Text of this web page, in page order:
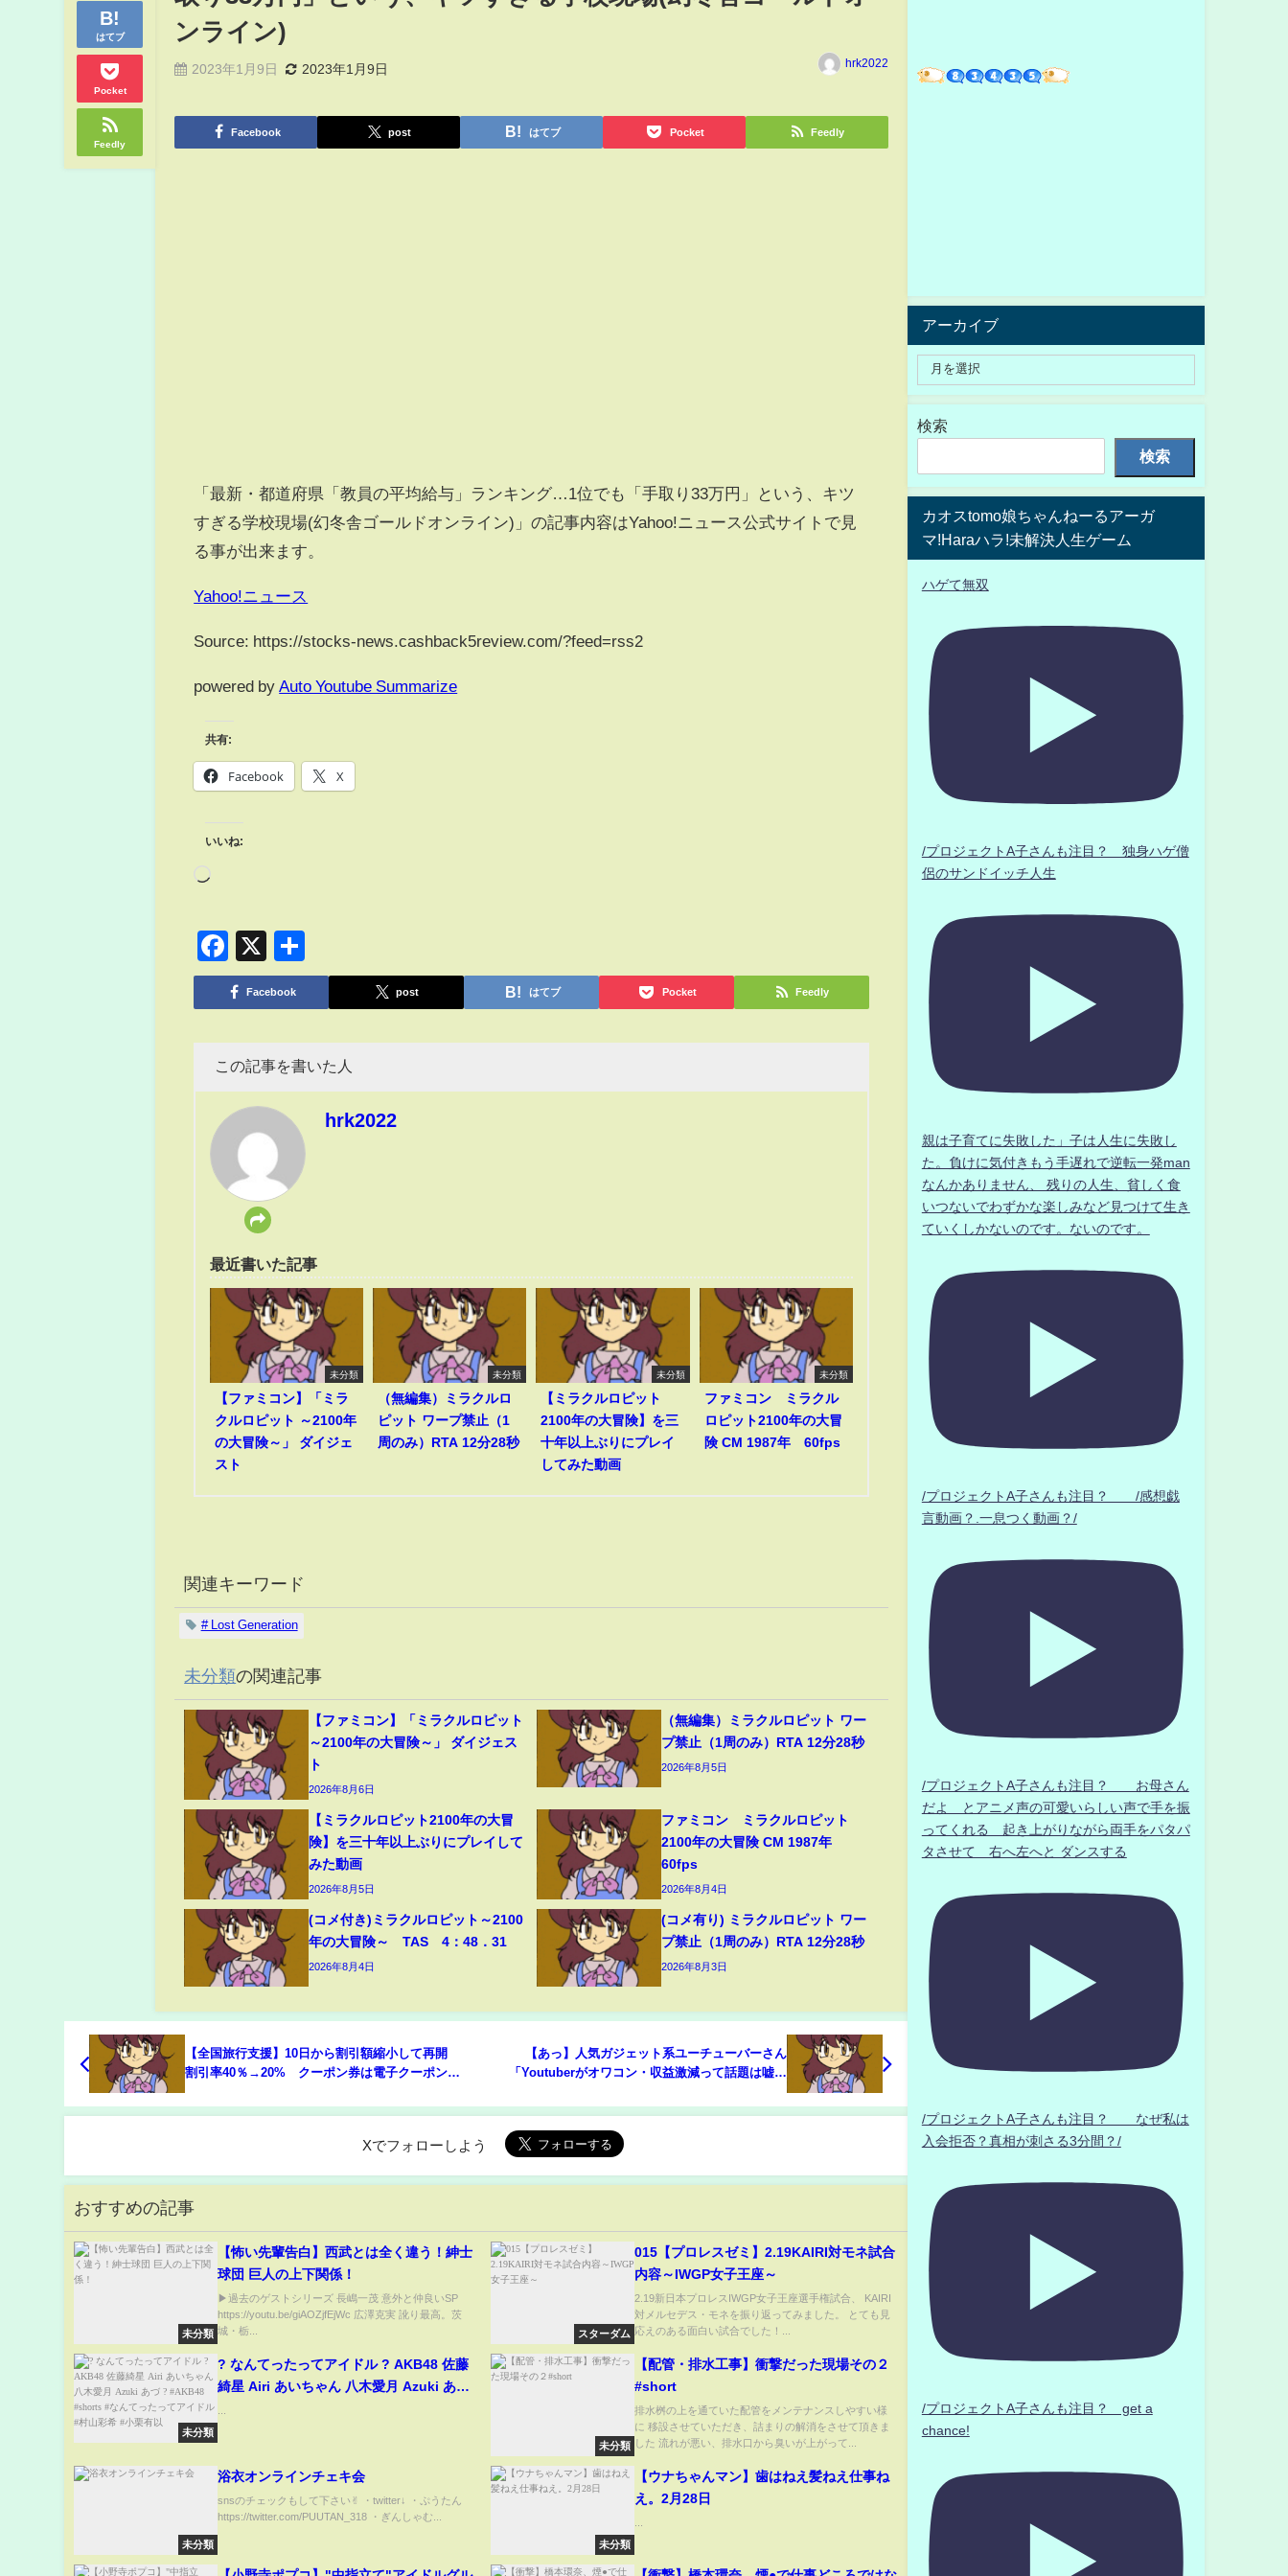
はてブ
Pocket
Feedly
ンライン)
2023年1月9日 2023年1月9日 hrk2022
Facebook post はてブ Pocket Feedly
「最新・都道府県「教員の平均給与」ランキング…1位でも「手取り33万円」という、キツ
すぎる学校現場(幻冬舎ゴールドオンライン)」の記事内容はYahoo!ニュース公式サイトで見
る事が出来ます。
Yahoo!ニュース
Source: https://stocks-news.cashback5review.com/?feed=rss2
powered by Auto Youtube Summarize
共有:
Facebook X
いいね:
Facebook
X
有
Facebook post はてブ Pocket Feedly
この記事を書いた人
hrk2022
最近書いた記事
未分類
【ファミコン】「ミラ
クルロピット ～2100年
の大冒険～」 ダイジェ
スト
未分類
（無編集）ミラクルロ
ピット ワープ禁止（1
周のみ）RTA 12分28秒
未分類
【ミラクルロピット
2100年の大冒険】を三
十年以上ぶりにプレイ
してみた動画
未分類
ファミコン ミラクル
ロピット2100年の大冒
険 CM 1987年 60fps
関連キーワード
# Lost Generation
未分類の関連記事
【ファミコン】「ミラクルロピット
～2100年の大冒険～」 ダイジェス
ト
2026年8月6日
（無編集）ミラクルロピット ワー
プ禁止（1周のみ）RTA 12分28秒
2026年8月5日
【ミラクルロピット2100年の大冒
険】を三十年以上ぶりにプレイして
みた動画
2026年8月5日
ファミコン ミラクルロピット
2100年の大冒険 CM 1987年
60fps
2026年8月4日
(コメ付き)ミラクルロピット～2100
年の大冒険～ TAS 4：48．31
2026年8月4日
(コメ有り) ミラクルロピット ワー
プ禁止（1周のみ）RTA 12分28秒
2026年8月3日
【全国旅行支援】10日から割引額縮小して再開
割引率40％→20% クーポン券は電子クーポン
【あっ】人気ガジェット系ユーチューバーさん
「Youtuberがオワコン・収益激減って話題は嘘っ
Xでフォローしよう
おすすめの記事
未分類
【怖い先輩告白】西武とは全く違う！紳士
球団 巨人の上下関係！
▶︎過去のゲストシリーズ 長嶋一茂 意外と仲良いSP
https://youtu.be/giAOZjfEjWc 広澤克実 訛り最高。茨
城・栃...
スターダム
015【プロレスゼミ】2.19KAIRI対モネ試合
内容～IWGP女子王座～
2.19新日本プロレスIWGP女子王座選手権試合、 KAIRI
対メルセデス・モネを振り返ってみました。 とても見
応えのある面白い試合でした！...
未分類
? なんてったってアイドル ? AKB48 佐藤
綺星 Airi あいちゃん 八木愛月 Azuki あづ
未分類
【配管・排水工事】衝撃だった現場その２
#short
排水桝の上を通ていた配管をメンテナンスしやすい様
に 移設させていただき、詰まりの解消をさせて頂きま
した 流れが悪い、排水口から臭いが上がって...
未分類
浴衣オンラインチェキ会
snsのチェックもして下さい✌︎ ・twitter↓ ・ぷうたん
https://twitter.com/PUUTAN_318 ・ぎんしゃむ...
未分類
【ウナちゃんマン】歯はねえ髪ねえ仕事ね
え。2月28日
アーカイブ
検索
検索
カオスtomo娘ちゃんねーるアーガ
マ!Haraハラ!未解決人生ゲーム
ハゲて無双
/プロジェクトA子さんも注目？ 独身ハゲ僧
侶のサンドイッチ人生
親は子育てに失敗した」子は人生に失敗し
た。負けに気付きもう手遅れで逆転一発man
なんかありません、 残りの人生、貧しく食
いつないでわずかな楽しみなど見つけて生き
ていくしかないのです。ないのです。
/プロジェクトA子さんも注目？ /感想戯
言動画？.一息つく動画？/
/プロジェクトA子さんも注目？ お母さん
だよ とアニメ声の可愛いらしい声で手を振
ってくれる 起き上がりながら両手をパタパ
タさせて 右へ左へと ダンスする
/プロジェクトA子さんも注目？ なぜ私は
入会拒否？真相が刺さる3分間？/
/プロジェクトA子さんも注目？ get a
chance!